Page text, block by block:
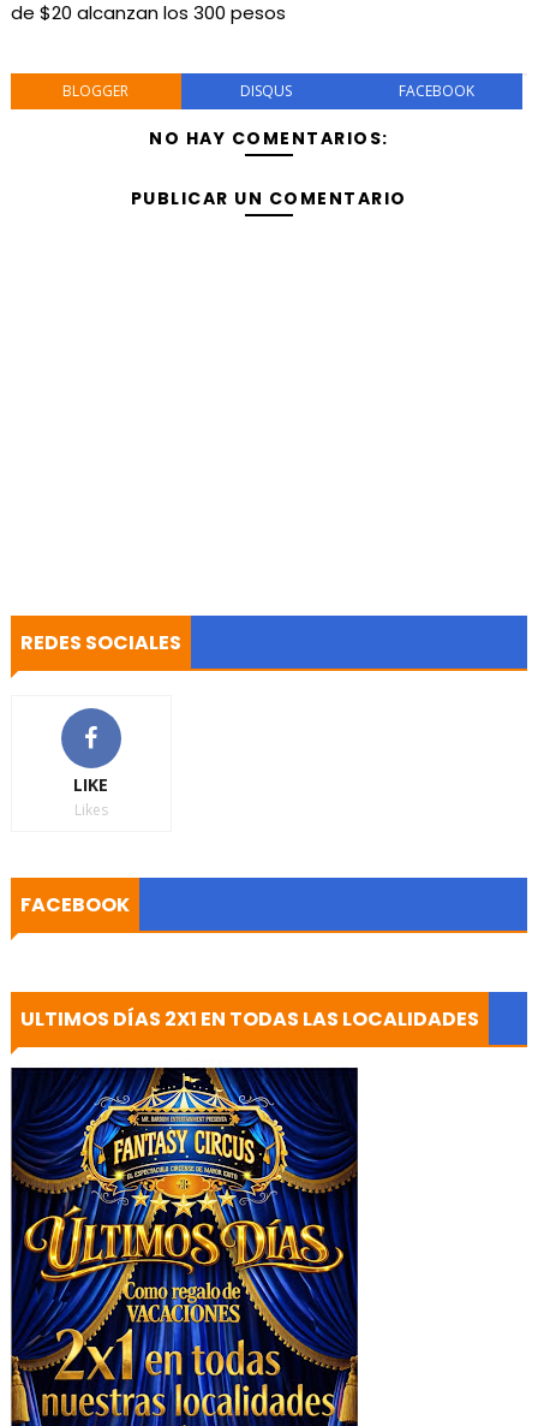
de $20 alcanzan los 300 pesos
BLOGGER DISQUS FACEBOOK
NO HAY COMENTARIOS:
PUBLICAR UN COMENTARIO
REDES SOCIALES
LIKE
Likes
FACEBOOK
ULTIMOS DÍAS 2X1 EN TODAS LAS LOCALIDADES